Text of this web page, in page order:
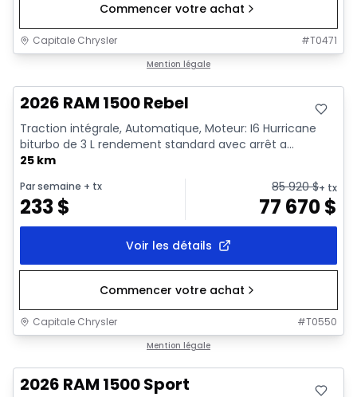
Commencer votre achat
Capitale Chrysler #T0471
Mention légale
2026 RAM 1500 Rebel
Traction intégrale, Automatique, Moteur: I6 Hurricane
biturbo de 3 L rendement standard avec arrêt a...
25 km
Par semaine + tx
233$
85 920$+ tx
77 670$
Voir les détails
Commencer votre achat
Capitale Chrysler #T0550
Mention légale
2026 RAM 1500 Sport